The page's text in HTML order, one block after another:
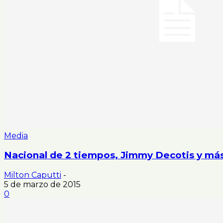
Media
Nacional de 2 tiempos, Jimmy Decotis y
Milton Caputti -
5 de marzo de 2015
0